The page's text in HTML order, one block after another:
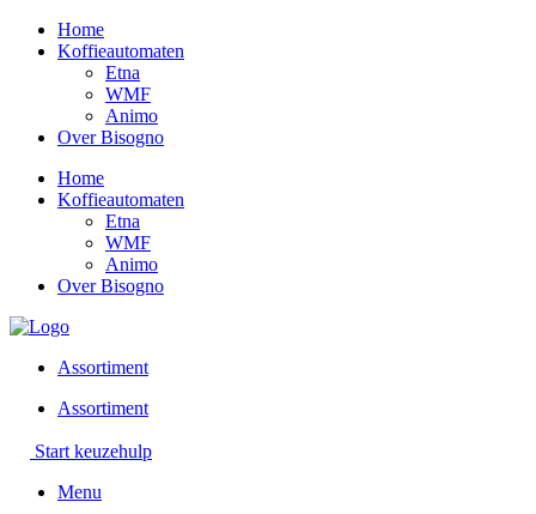
Home
Koffieautomaten
Etna
WMF
Animo
Over Bisogno
Home
Koffieautomaten
Etna
WMF
Animo
Over Bisogno
Assortiment
Assortiment
Start keuzehulp
Menu